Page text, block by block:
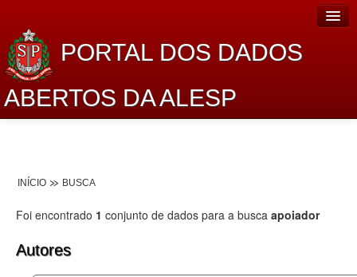
PORTAL DOS DADOS
ABERTOS DA ALESP
Lei de Acesso à Informação
Dados Governamentais Abertos
INÍCIO BUSCA
Foi encontrado 1 conjunto de dados para a busca apoiador
Autores